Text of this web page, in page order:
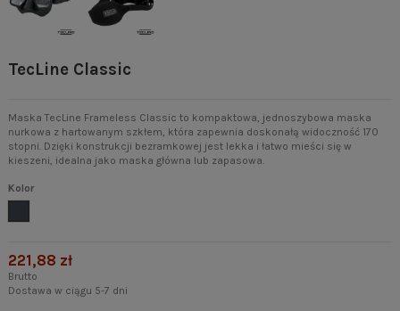
TecLine Classic
Maska TecLine Frameless Classic to kompaktowa, jednoszybowa maska
nurkowa z hartowanym szkłem, która zapewnia doskonałą widoczność 170
stopni. Dzięki konstrukcji bezramkowej jest lekka i łatwo mieści się w
kieszeni, idealna jako maska główna lub zapasowa.
Kolor
221,88 zł
Brutto
Dostawa w ciągu 5-7 dni